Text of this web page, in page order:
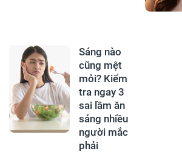
Sáng nào
cũng mệt
mỏi? Kiểm
tra ngay 3
sai lầm ăn
sáng nhiều
người mắc
phải